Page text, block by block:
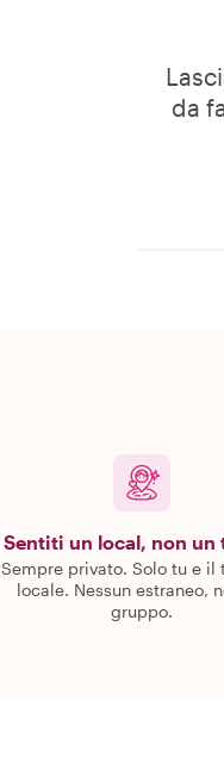
da
Sentiti un local, non un
Sempre privato. Solo tu e il
locale. Nessun estraneo,
gruppo.